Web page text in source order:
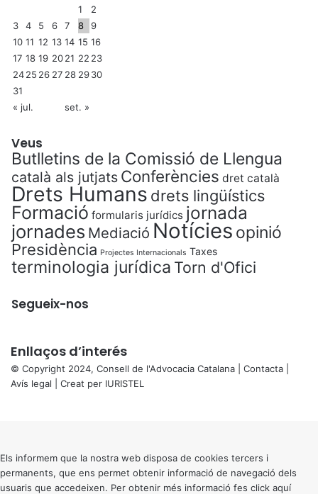
1
2
3
4 5 6 7 8
9
10 11 12 13 14 15 16
17 18 19 2021 22 23
2425 26 27 28 2930
31
« jul.
set. »
Veus
Butlletins de la Comissió de Llengua
català als jutjats Conferències dret català
Drets Humans drets lingüístics
Formació formularis jurídics jornada
jornades Mediació Notícies opinió
Presidència Projectes Internacionals Taxes
terminologia jurídica Torn d'Ofici
Segueix-nos
Enllaços d’interés
© Copyright 2024, Consell de l'Advocacia Catalana | Contacta
Avís legal | Creat per IURISTEL
button
Els informem que la nostra web disposa de cookies tercers i
permanents, que ens permet obtenir informació de navegació dels
usuaris que accedeixen. Per obtenir més informació fes click aquí